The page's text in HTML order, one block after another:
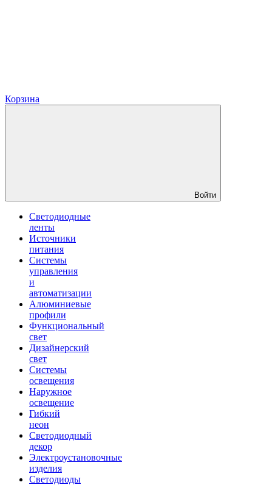
Корзина
Войти
Светодиодные
ленты
Источники
питания
Системы
управления
и
автоматизации
Алюминиевые
профили
Функциональный
свет
Дизайнерский
свет
Системы
освещения
Наружное
освещение
Гибкий
неон
Светодиодный
декор
Электроустановочные
изделия
Светодиоды